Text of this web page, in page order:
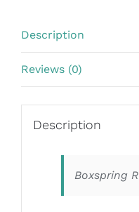
Description
Reviews (0)
Description
Boxspring